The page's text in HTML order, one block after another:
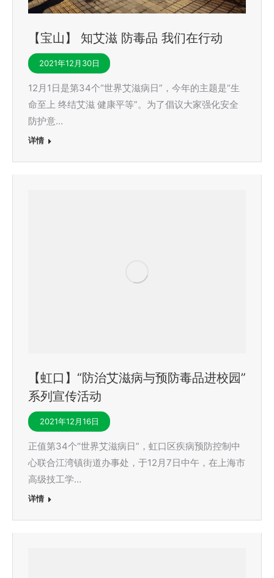
【宝山】 知艾滋 防毒品 我们在行动
2021年12月30日
12月1日是第34个“世界艾滋病日”，今年的主题是“生
命至上 终结艾滋 健康平等”。为了倡议大家强化安全
防护意…
详情
【虹口】“防治艾滋病与预防毒品进校园”
系列宣传活动
2021年12月16日
正值第34个“世界艾滋病日”，虹口区疾病预防控制中
心联合江湾镇街道办事处，于12月7日中午，在上海市
高级技工学…
详情